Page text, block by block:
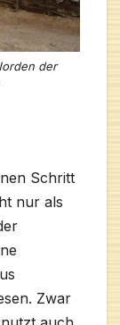
der
Schritt
nur als
Zwar